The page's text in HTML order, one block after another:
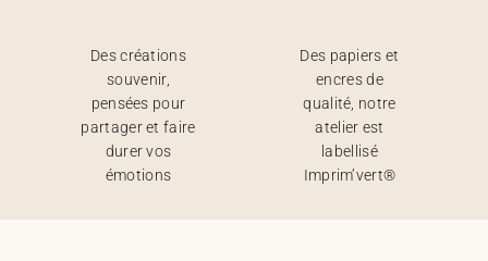
Des créations
souvenir,
pensées pour
partager et faire
durer vos
émotions
Des papiers et
encres de
qualité, notre
atelier est
labellisé
Imprim’vert®